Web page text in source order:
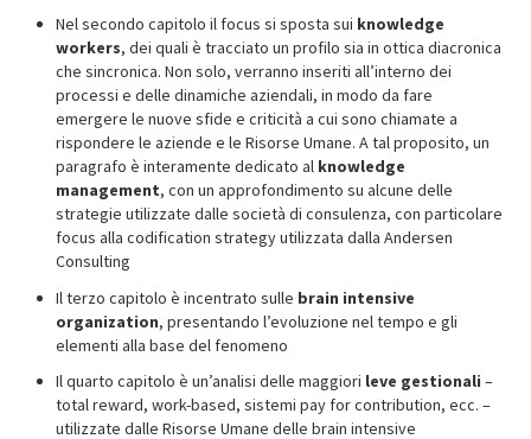
Nel secondo capitolo il focus si sposta sui knowledge
workers, dei quali è tracciato un profilo sia in ottica diacronica
che sincronica. Non solo, verranno inseriti all’interno dei
processi e delle dinamiche aziendali, in modo da fare
emergere le nuove sfide e criticità a cui sono chiamate a
rispondere le aziende e le Risorse Umane. A tal proposito, un
paragrafo è interamente dedicato al knowledge
management, con un approfondimento su alcune delle
strategie utilizzate dalle società di consulenza, con particolare
focus alla codification strategy utilizzata dalla Andersen
Consulting
Il terzo capitolo è incentrato sulle brain intensive
organization, presentando l’evoluzione nel tempo e gli
elementi alla base del fenomeno
Il quarto capitolo è un’analisi delle maggiori leve gestionali –
total reward, work-based, sistemi pay for contribution, ecc. –
utilizzate dalle Risorse Umane delle brain intensive